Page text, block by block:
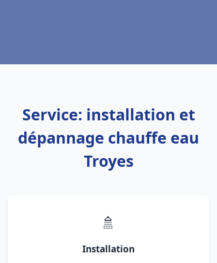
Service: installation et
dépannage chauffe eau
Troyes
🚿
Installation